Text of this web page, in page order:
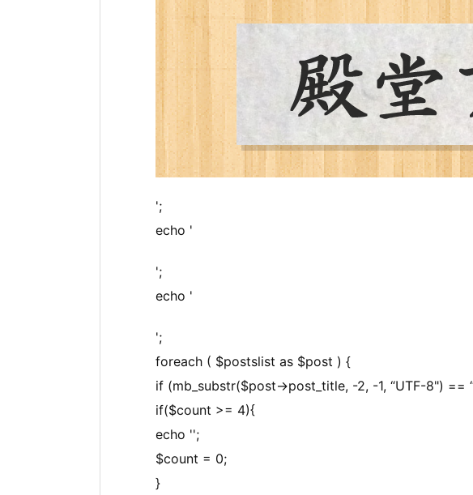
';
echo '
';
echo '
';
foreach ( $postslist as $post ) {
if (mb_substr($post->post_title, -2, -1, “UTF-8") ==
if($count >= 4){
echo '';
$count = 0;
}